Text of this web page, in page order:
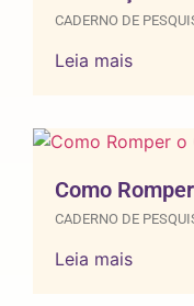
CADERNO DE
Leia mais
Como
CADERNO DE
Leia mais